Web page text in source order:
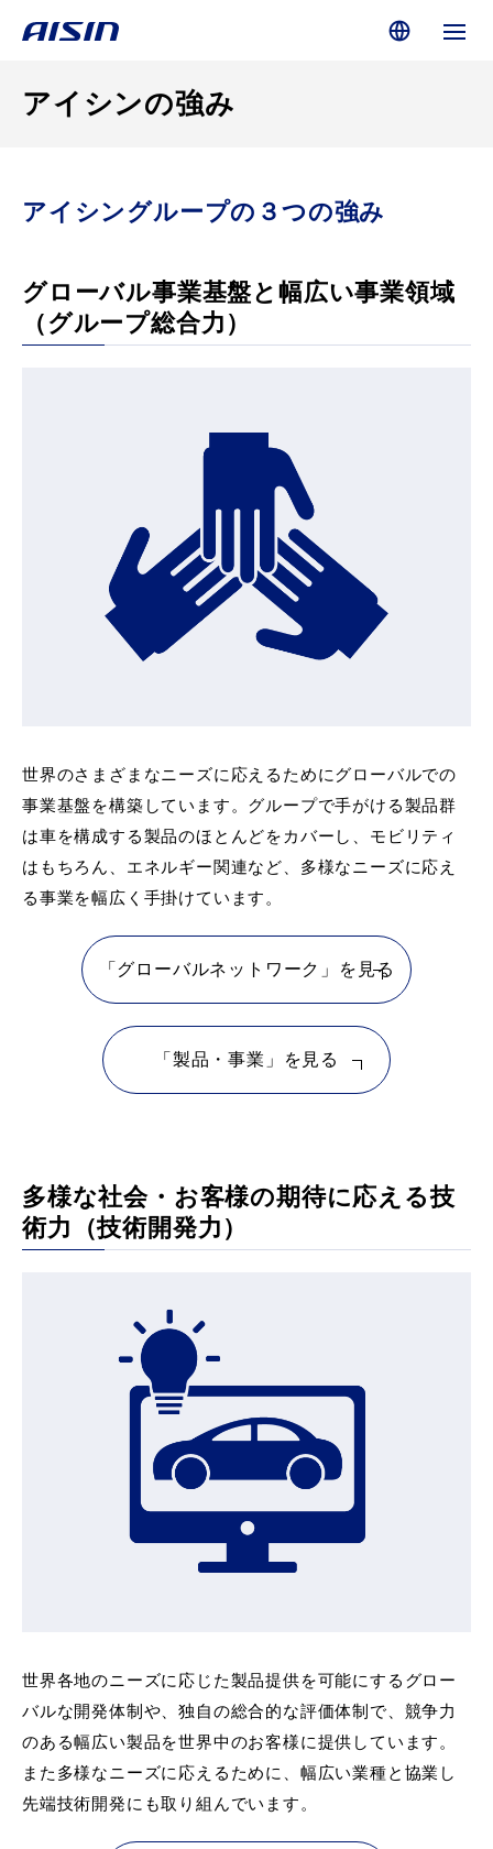
アイシンの強み
アイシングループの３つの強み
グローバル事業基盤と幅広い事業領域
（グループ総合力）
世界のさまざまなニーズに応えるためにグローバルでの
事業基盤を構築しています。グループで手がける製品群
は車を構成する製品のほとんどをカバーし、モビリティ
はもちろん、エネルギー関連など、多様なニーズに応え
る事業を幅広く手掛けています。
「グローバルネットワーク」を見る
「製品・事業」を見る
多様な社会・お客様の期待に応える技
術力（技術開発力）
世界各地のニーズに応じた製品提供を可能にするグロー
バルな開発体制や、独自の総合的な評価体制で、競争力
のある幅広い製品を世界中のお客様に提供しています。
また多様なニーズに応えるために、幅広い業種と協業し
先端技術開発にも取り組んでいます。